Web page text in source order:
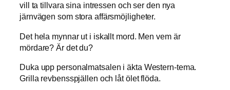
vill ta tillvara sina intressen och ser den nya
järnvägen som stora affärsmöjligheter.
Det hela mynnar ut i iskallt mord. Men vem är
mördare? Är det du?
Duka upp personalmatsalen i äkta Western-tema.
Grilla revbensspjällen och låt ölet flöda.